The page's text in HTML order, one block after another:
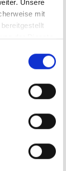
Unsere
mit
der Dienste